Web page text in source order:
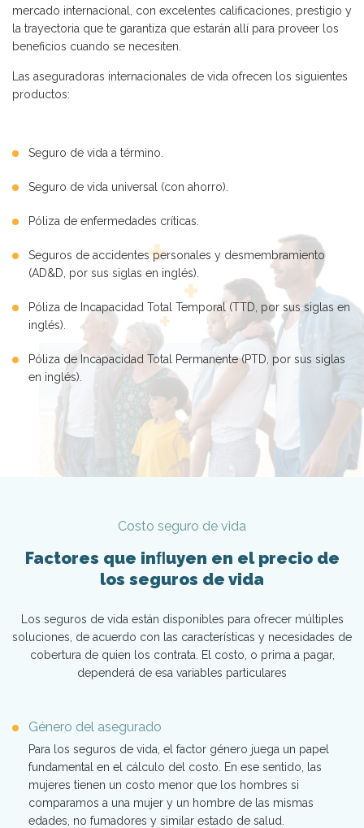
mercado internacional, con excelentes calificaciones, prestigio y
la trayectoria que te garantiza que estarán allí para proveer los
beneficios cuando se necesiten.
Las aseguradoras internacionales de vida ofrecen los siguientes
productos:
Seguro de vida a término.
Seguro de vida universal (con ahorro).
Póliza de enfermedades críticas.
Seguros de accidentes personales y desmembramiento
(AD&D, por sus siglas en inglés).
Póliza de Incapacidad Total Temporal (TTD, por sus siglas en
inglés).
Póliza de Incapacidad Total Permanente (PTD, por sus siglas
en inglés).
Costo seguro de vida
Factores que inﬂuyen en el precio de
los seguros de vida
Los seguros de vida están disponibles para ofrecer múltiples
soluciones, de acuerdo con las características y necesidades de
cobertura de quien los contrata. El costo, o prima a pagar,
dependerá de esa variables particulares
Género del asegurado
Para los seguros de vida, el factor género juega un papel
fundamental en el cálculo del costo. En ese sentido, las
mujeres tienen un costo menor que los hombres si
comparamos a una mujer y un hombre de las mismas
edades, no fumadores y similar estado de salud.